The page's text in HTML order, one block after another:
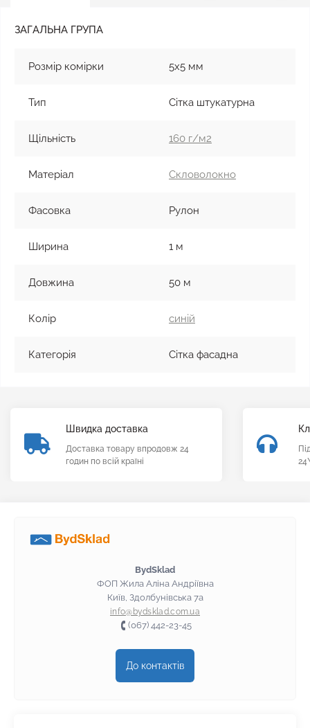
ЗАГАЛЬНА ГРУПА
Розмір комірки 5x5 мм
Тип Сітка штукатурна
Щільність 160 г/м2
Матеріал Скловолокно
Фасовка Рулон
Ширина 1 м
Довжина 50 м
Колір синій
Категорія Сітка фасадна
Швидка доставка
Доставка товару впродовж 24
годин по всій країні
BydSklad
ФОП Жила Аліна Андріївна
Київ, Здолбунівська 7а
info@bydsklad.com.ua
(067) 442-23-45
До контактів